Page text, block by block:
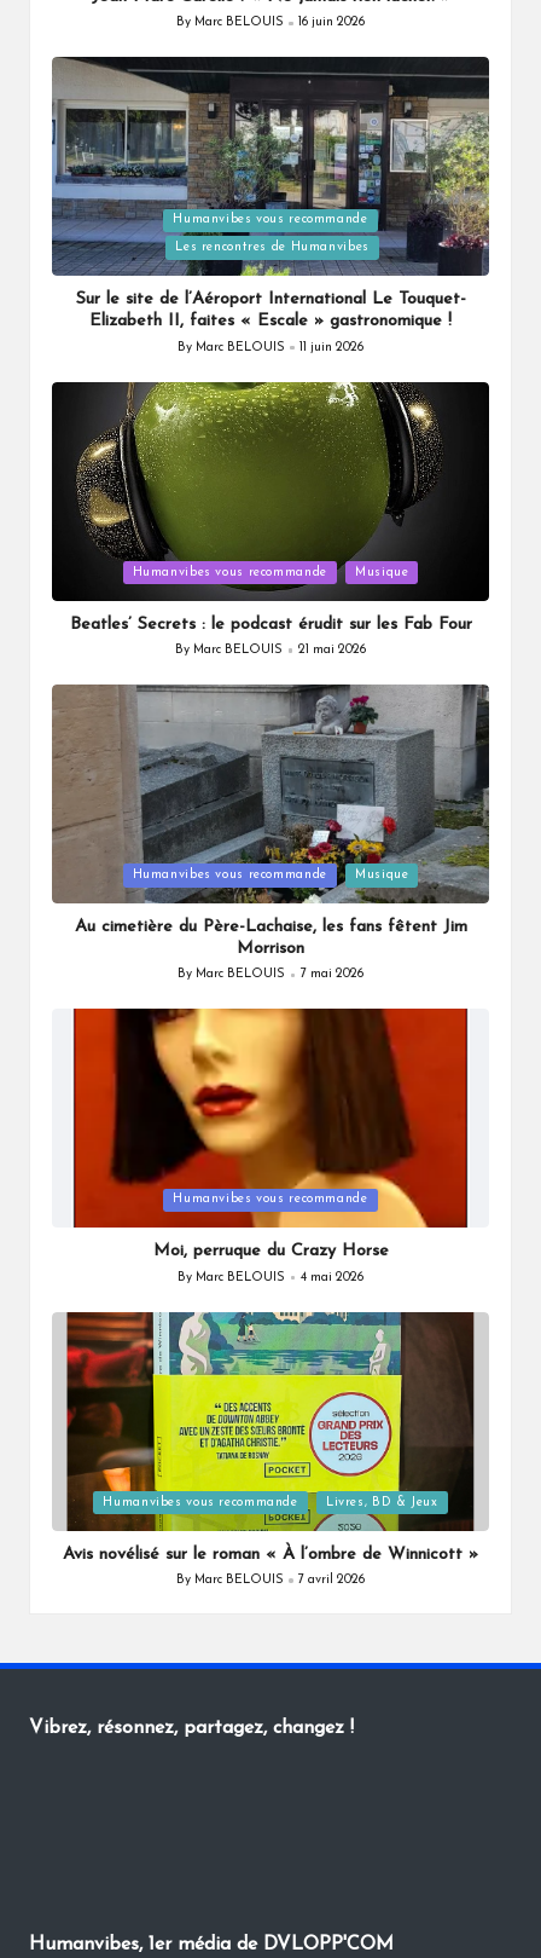
Posted
By Marc BELOUIS 16 juin 2026
Posted
in
Humanvibes vous recommande
Les rencontres de Humanvibes
Sur le site de l’Aéroport International Le Touquet-
Elizabeth II, faites « Escale » gastronomique !
Posted
By Marc BELOUIS 11 juin 2026
in
Humanvibes vous recommande Musique
Beatles’ Secrets : le podcast érudit sur les Fab Four
Posted
By Marc BELOUIS 21 mai 2026
in
Humanvibes vous recommande Musique
Au cimetière du Père-Lachaise, les fans fêtent Jim
Morrison
Posted
By Marc BELOUIS 7 mai 2026
in
Humanvibes vous recommande
Moi, perruque du Crazy Horse
Posted
By Marc BELOUIS 4 mai 2026
Posted
in
Humanvibes vous recommande Livres, BD & Jeux
Avis novélisé sur le roman « À l’ombre de Winnicott »
Posted
By Marc BELOUIS 7 avril 2026
Vibrez, résonnez, partagez, changez !
Humanvibes, 1er média de DVLOPP'COM